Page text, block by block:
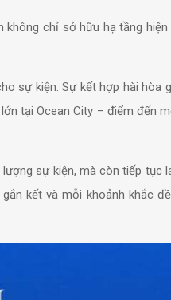
chỉ sở hữu hạ tầng hiện
sự kiện. Sự kết hợp hài hòa
tại Ocean City – điểm đến
sự kiện, mà còn tiếp tục
kết và mỗi khoảnh khắc